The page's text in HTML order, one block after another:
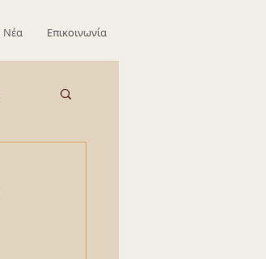
Νέα Επικοινωνία